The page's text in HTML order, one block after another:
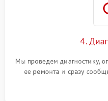
4.
Мы проведем диагностику,
ее ремонта и сразу